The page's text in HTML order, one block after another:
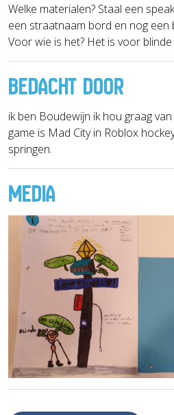
Welke materialen? Staal een
een straatnaam bord en nog een
Voor wie is het? Het is voor
BEDACHT DOOR
ik ben Boudewijn ik hou graag
game is Mad City in Roblox
springen.
MEDIA